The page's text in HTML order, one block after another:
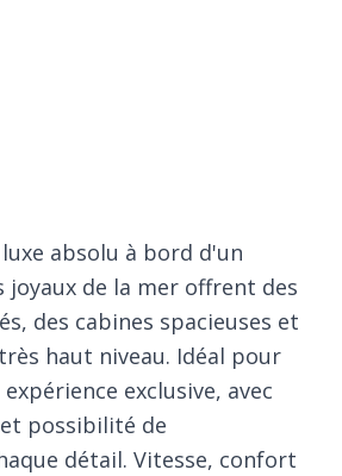
absolu à bord d'un
joyaux de la mer offrent des
des cabines spacieuses et
haut niveau. Idéal pour
exclusive, avec
possibilité de
détail. Vitesse, confort